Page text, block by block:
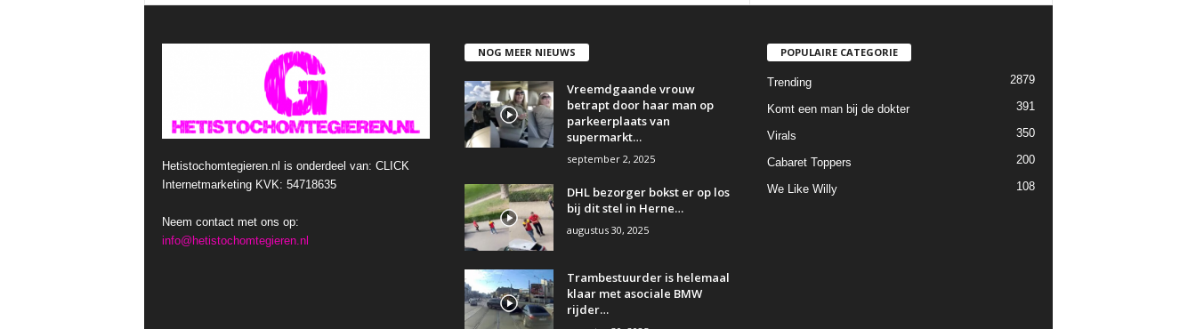
Hetistochomtegieren.nl is onderdeel van: CLICK
Internetmarketing KVK: 54718635
Neem contact met ons op:
info@hetistochomtegieren.nl
NOG MEER NIEUWS
Vreemdgaande vrouw
betrapt door haar man op
parkeerplaats van
supermarkt…
september 2, 2025
DHL bezorger bokst er op los
bij dit stel in Herne…
augustus 30, 2025
Trambestuurder is helemaal
klaar met asociale BMW
rijder…
POPULAIRE CATEGORIE
Trending 2879
Komt een man bij de dokter 391
Virals 350
Cabaret Toppers 200
We Like Willy 108